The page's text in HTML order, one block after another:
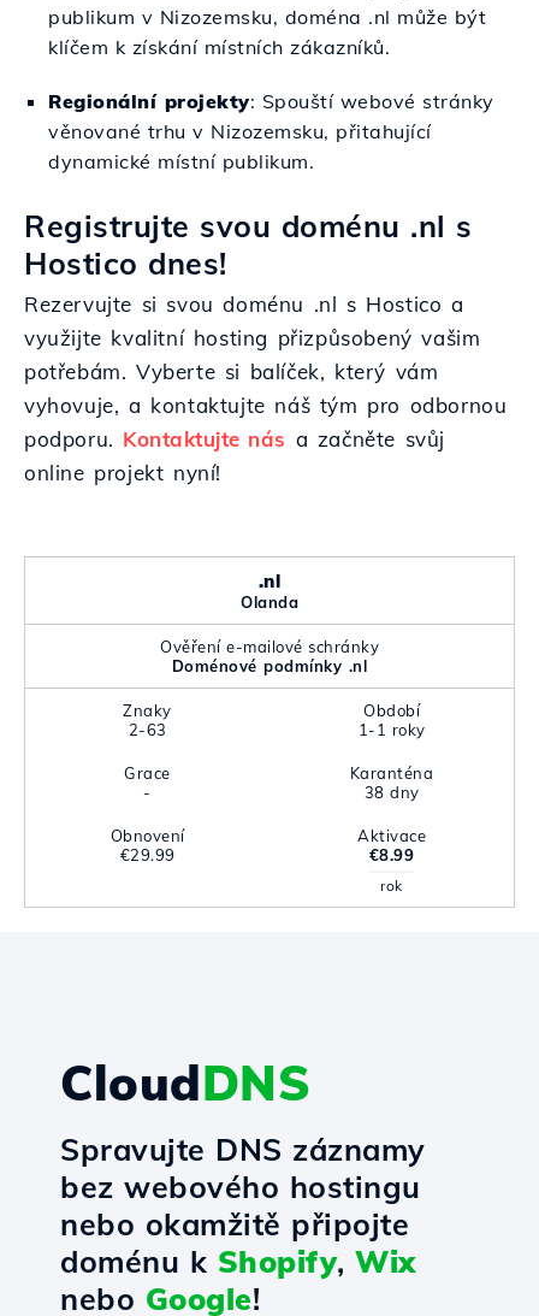
publikum v Nizozemsku, doména .nl může být
klíčem k získání místních zákazníků.
Regionální projekty: Spouští webové stránky
věnované trhu v Nizozemsku, přitahující
dynamické místní publikum.
Registrujte svou doménu .nl s
Hostico dnes!
Rezervujte si svou doménu .nl s Hostico a
využijte kvalitní hosting přizpůsobený vašim
potřebám. Vyberte si balíček, který vám
vyhovuje, a kontaktujte náš tým pro odbornou
podporu. Kontaktujte nás a začněte svůj
online projekt nyní!
.nl
Olanda
Ověření e-mailové schránky
Doménové podmínky .nl
Znaky
2-63
Období
1-1 roky
Grace
-
Karanténa
38 dny
Obnovení
€29.99
Aktivace
€8.99
rok
CloudDNS
Spravujte DNS záznamy
bez webového hostingu
nebo okamžitě připojte
doménu k Shopify, Wix
nebo Google!